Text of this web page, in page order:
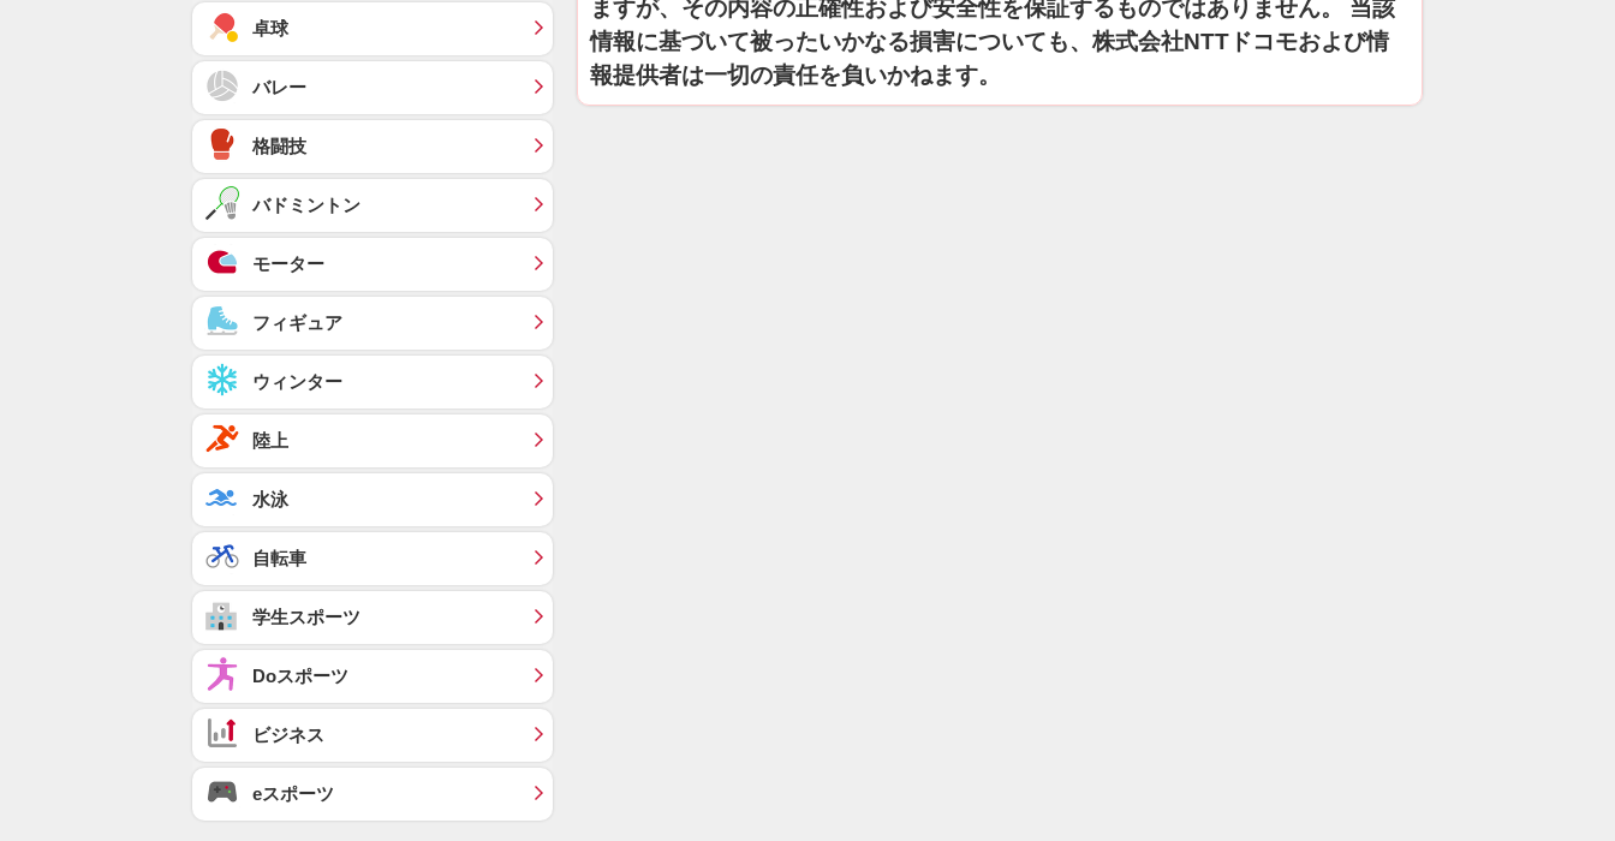
ますが、その内容の正確性および安全性を保証するものではありません。 当該
情報に基づいて被ったいかなる損害についても、株式会社NTTドコモおよび情
報提供者は一切の責任を負いかねます。
卓球
バレー
格闘技
バドミントン
モーター
フィギュア
ウィンター
陸上
水泳
自転車
学生スポーツ
Doスポーツ
ビジネス
eスポーツ